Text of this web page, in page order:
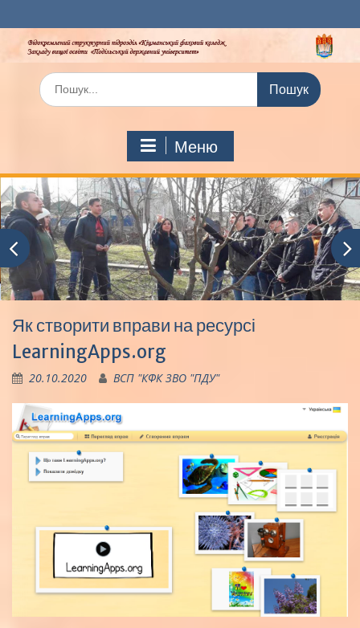
до
вмісту
Шукати:
Меню
Як створити вправи на ресурсі
LearningApps.org
20.10.2020 ВСП "КФК ЗВО "ПДУ"